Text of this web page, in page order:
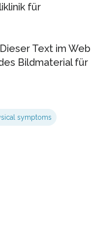
für
Text im Web
Bildmaterial für
symptoms